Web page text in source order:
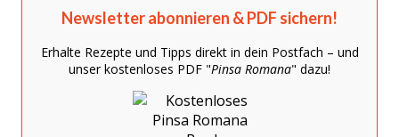
Newsletter abonnieren & PDF sichern!
Erhalte Rezepte und Tipps direkt in dein Postfach – und
unser kostenloses PDF "Pinsa Romana" dazu!